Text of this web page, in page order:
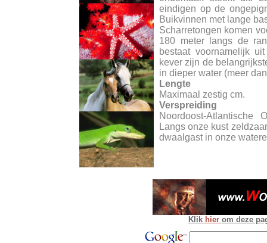
eindigen op de
Buikvinnen met lange
Scharretongen komen
180 meter langs de
bestaat voornamelijk
kever zijn de
in dieper water (meer
Lengte
Maximaal zestig cm.
Verspreiding
Noordoost-Atlantische
Langs onze kust
dwaalgast in onze
Klik hier om deze